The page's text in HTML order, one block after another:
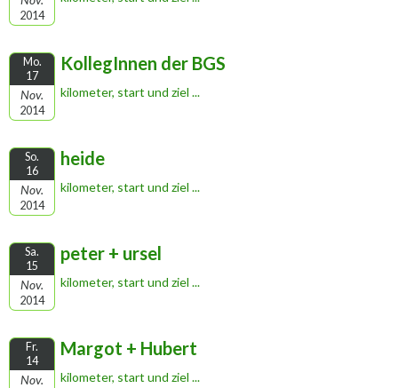
2014
Mo.
17
Nov.
2014
KollegInnen der BGS
kilometer, start und ziel ...
So.
16
Nov.
2014
heide
kilometer, start und ziel ...
Sa.
15
Nov.
2014
peter + ursel
kilometer, start und ziel ...
Fr.
14
Nov.
Margot + Hubert
kilometer, start und ziel ...